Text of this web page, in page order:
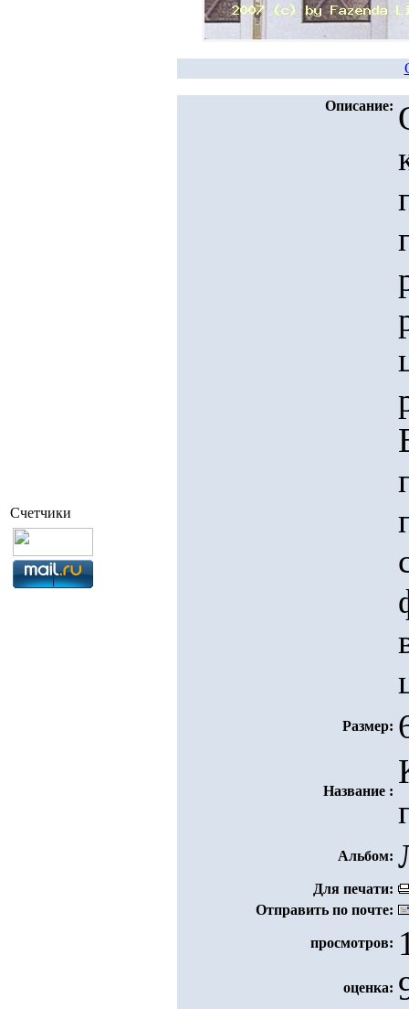
Счетчики
Описание:
Размер:
Название :
Альбом:
Для печати:
Отправить по почте:
просмотров:
оценка: